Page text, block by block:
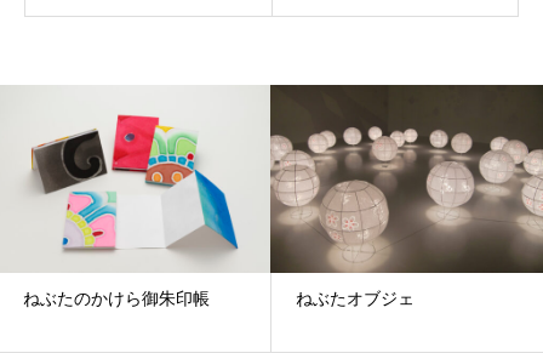
ねぶたのかけら御朱印帳 ねぶたオブジェ